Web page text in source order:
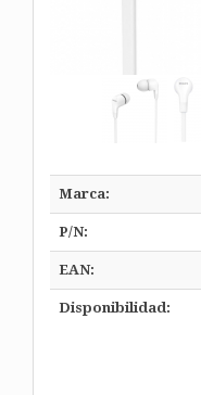
Marca:
P/N:
EAN:
Disponibilidad: